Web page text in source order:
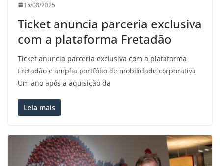
15/08/2025
Ticket anuncia parceria exclusiva
com a plataforma Fretadão
Ticket anuncia parceria exclusiva com a plataforma
Fretadão e amplia portfólio de mobilidade corporativa
Um ano após a aquisição da
Leia mais